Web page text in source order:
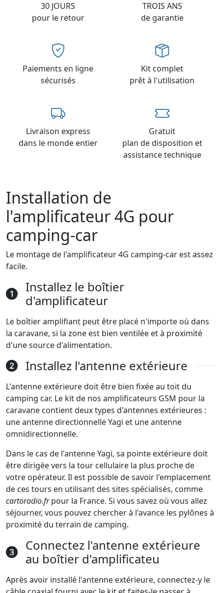
30 JOURS
pour le retour
TROIS ANS
de garantie
Paiements en ligne
sécurisés
Kit complet
prêt à l'utilisation
Livraison express
dans le monde entier
Gratuit
plan de disposition et
assistance technique
Installation de
l'amplificateur 4G pour
camping-car
Le montage de l'amplificateur 4G camping-car est assez
facile.
Installez le boîtier
d'amplificateur
Le boîtier amplifiant peut être placé n'importe où dans
la caravane, si la zone est bien ventilée et à proximité
d'une source d'alimentation.
Installez l'antenne extérieure
L'antenne extérieure doit être bien fixée au toit du
camping car. Le kit de nos amplificateurs GSM pour la
caravane contient deux types d'antennes extérieures :
une antenne directionnelle Yagi et une antenne
omnidirectionnelle.
Dans le cas de l'antenne Yagi, sa pointe extérieure doit
être dirigée vers la tour cellulaire la plus proche de
votre opérateur. Il est possible de savoir l'emplacement
de ces tours en utilisant des sites spécialisés, comme
cartoradio.frpour la France. Si vous savez où vous allez
séjourner, vous pouvez chercher à l'avance les pylônes à
proximité du terrain de camping.
Connectez l'antenne extérieure
au boîtier d'amplificateu
Après avoir installé l'antenne extérieure, connectez-y le